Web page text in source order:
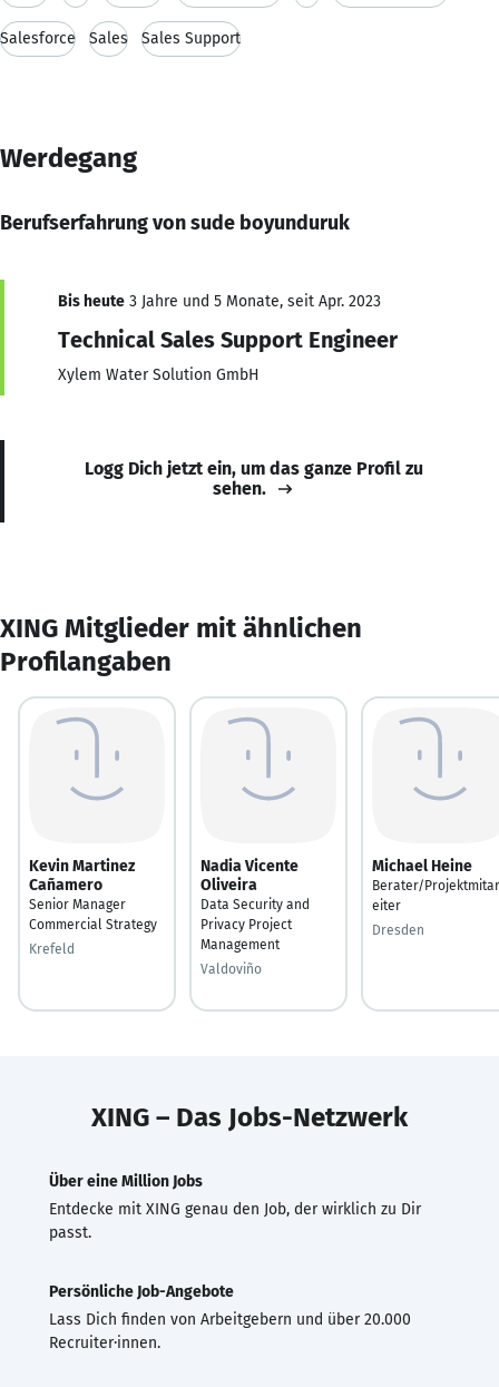
Salesforce Sales Sales Support
Werdegang
Berufserfahrung von sude boyunduruk
Bis heute 3 Jahre und 5 Monate, seit Apr. 2023
Technical Sales Support Engineer
Xylem Water Solution GmbH
Logg Dich jetzt ein, um das ganze Profil zu
sehen.
XING Mitglieder mit ähnlichen
Profilangaben
Kevin Martinez
Cañamero
Senior Manager
Commercial Strategy
Krefeld
Nadia Vicente
Oliveira
Data Security and
Privacy Project
Management
Valdoviño
Michael Heine
Berater/
eiter
Dresden
XING – Das Jobs-Netzwerk
Über eine Million Jobs
Entdecke mit XING genau den Job, der wirklich zu Dir
passt.
Persönliche Job-Angebote
Lass Dich finden von Arbeitgebern und über 20.000
Recruiter·innen.